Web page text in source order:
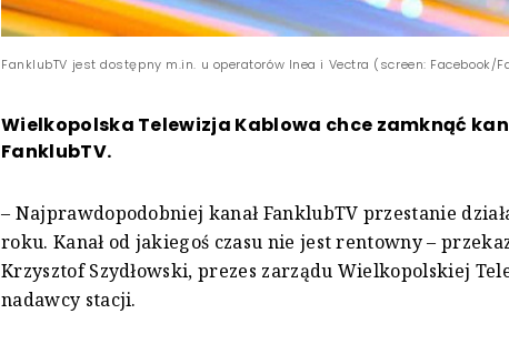
FanklubTV jest dostępny m.in. u operatorów Inea i Vectra (screen: Facebook/
Wielkopolska Telewizja Kablowa chce zamknąć
FanklubTV.
– Najprawdopodobniej kanał FanklubTV przestanie
roku. Kanał od jakiegoś czasu nie jest rentowny –
Krzysztof Szydłowski, prezes zarządu Wielkopolskiej
nadawcy stacji.